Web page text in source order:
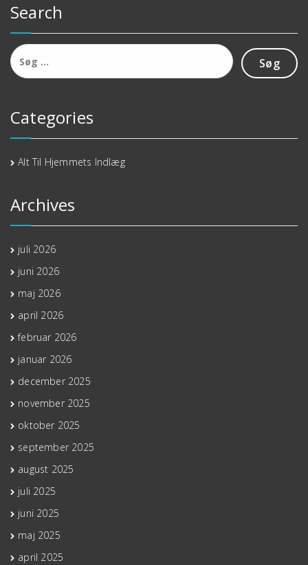
Search
Søg
efter:
Categories
Alt Til Hjemmets Indlæg
Archives
juli 2026
juni 2026
maj 2026
april 2026
februar 2026
januar 2026
december 2025
november 2025
oktober 2025
september 2025
august 2025
juli 2025
juni 2025
maj 2025
april 2025